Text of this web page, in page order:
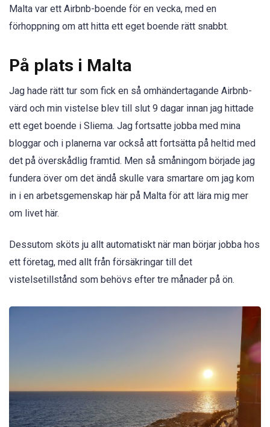
Malta var ett Airbnb-boende för en vecka, med en
förhoppning om att hitta ett eget boende rätt snabbt.
På plats i Malta
Jag hade rätt tur som fick en så omhändertagande Airbnb-
värd och min vistelse blev till slut 9 dagar innan jag hittade
ett eget boende i Sliema. Jag fortsatte jobba med mina
bloggar och i planerna var också att fortsätta på heltid med
det på överskådlig framtid. Men så småningom började jag
fundera över om det ändå skulle vara smartare om jag kom
in i en arbetsgemenskap här på Malta för att lära mig mer
om livet här.
Dessutom sköts ju allt automatiskt när man börjar jobba hos
ett företag, med allt från försäkringar till det
vistelsetillstånd som behövs efter tre månader på ön.